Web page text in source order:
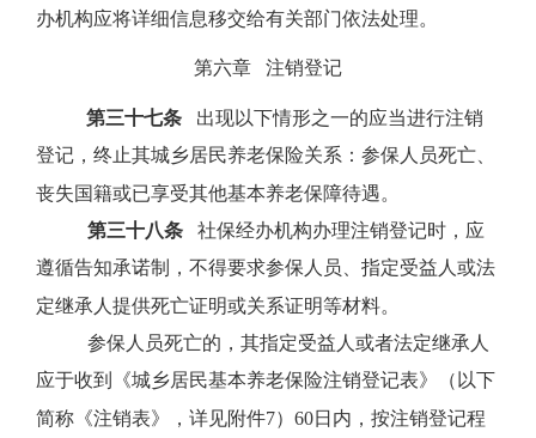
办机构应将详细信息移交给有关部门依法处理。
第六章 注销登记
第三十七条
出现以下情形之一的应当进行注销
登记，终止其城乡居民养老保险关系：参保人员死亡、
丧失国籍或已享受其他基本养老保障待遇。
第三十八条
社保经办机构办理注销登记时，应
遵循告知承诺制，不得要求参保人员、指定受益人或法
定继承人提供死亡证明或关系证明等材料。
参保人员死亡的，其指定受益人或者法定继承人
应于收到《城乡居民基本养老保险注销登记表》（以下
简称《注销表》，详见附件7） 60日内，按注销登记程